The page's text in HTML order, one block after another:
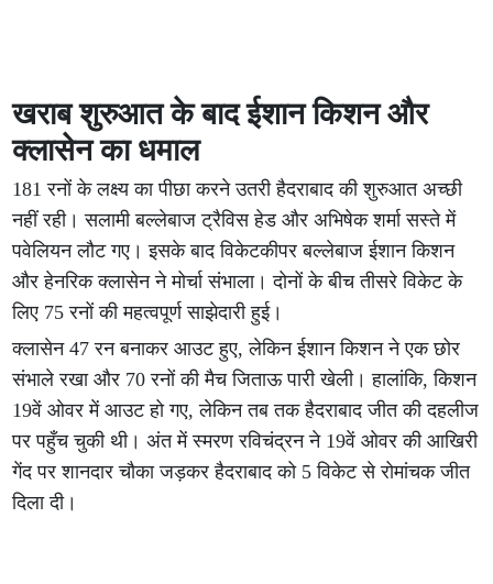
खराब शुरुआत के बाद ईशान किशन और
क्लासेन का धमाल
181 रनों के लक्ष्य का पीछा करने उतरी हैदराबाद की शुरुआत अच्छी
नहीं रही। सलामी बल्लेबाज ट्रैविस हेड और अभिषेक शर्मा सस्ते में
पवेलियन लौट गए। इसके बाद विकेटकीपर बल्लेबाज ईशान किशन
और हेनरिक क्लासेन ने मोर्चा संभाला। दोनों के बीच तीसरे विकेट के
लिए 75 रनों की महत्वपूर्ण साझेदारी हुई।
क्लासेन 47 रन बनाकर आउट हुए, लेकिन ईशान किशन ने एक छोर
संभाले रखा और 70 रनों की मैच जिताऊ पारी खेली। हालांकि, किशन
19वें ओवर में आउट हो गए, लेकिन तब तक हैदराबाद जीत की दहलीज
पर पहुँच चुकी थी। अंत में स्मरण रविचंद्रन ने 19वें ओवर की आखिरी
गेंद पर शानदार चौका जड़कर हैदराबाद को 5 विकेट से रोमांचक जीत
दिला दी।